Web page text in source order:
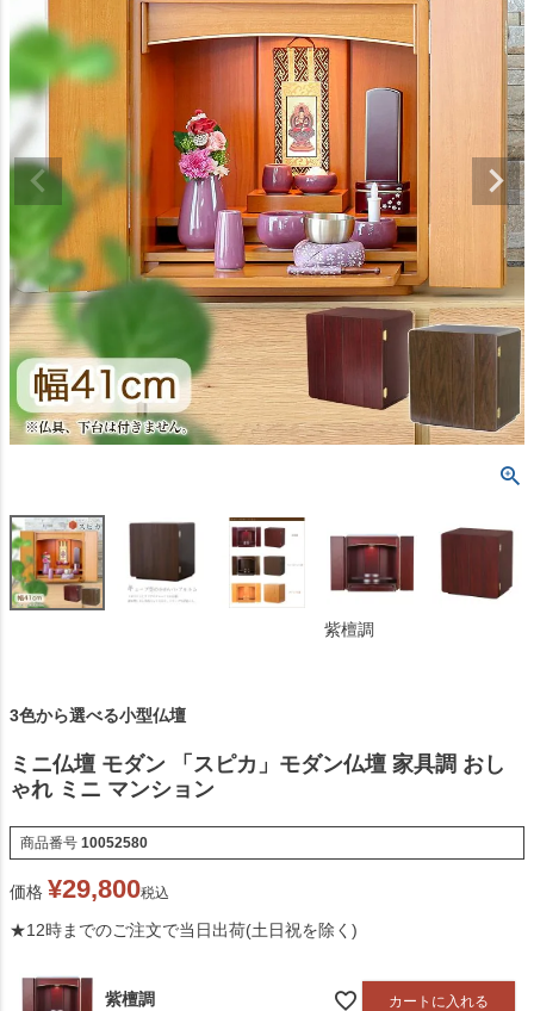
紫檀調
3色から選べる小型仏壇
ミニ仏壇 モダン 「スピカ」モダン仏壇 家具調 おし
ゃれ ミニ マンション
商品番号 10052580
価格 ¥29,800税込
★12時までのご注文で当日出荷(土日祝を除く)
紫檀調 カートに入れる